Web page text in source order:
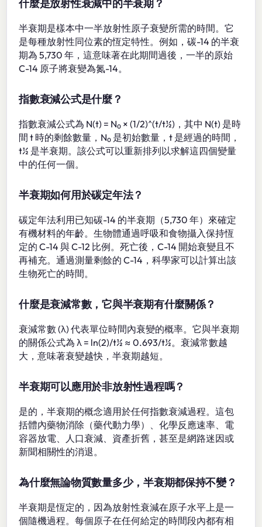
什麼是放射性衰減中的半衰期？
半衰期是樣本中一半放射性原子衰變所需的時間。它
是每種放射性同位素的恆定特性。例如，碳-14 的半衰
期為 5,730 年，這意味著在此期間過後，一半的原始
C-14 原子將衰變為氮-14。
指數衰減公式是什麼？
指數衰減公式為 N(t) = N₀ × (1/2)^(t/t½)，其中 N(t) 是時
間 t 時的剩餘數量，N₀ 是初始數量，t 是經過的時間，
t½ 是半衰期。該公式可以重新排列以求解這四個變量
中的任何一個。
半衰期如何用於碳定年法？
碳定年法利用已知碳-14 的半衰期（5,730 年）來確定
有機材料的年齡。生物體通過呼吸和食物攝入保持恆
定的 C-14 與 C-12 比例。死亡後，C-14 開始衰變且不
再補充。通過測量剩餘的 C-14，科學家可以計算出該
生物死亡的時間。
什麼是衰減常數，它與半衰期有什麼關係？
衰減常數 (λ) 代表單位時間內衰變的概率。它與半衰期
的關係公式為 λ = ln(2)/t½ ≈ 0.693/t½。衰減常數越
大，意味著衰變越快，半衰期越短。
半衰期可以應用於非放射性過程嗎？
是的，半衰期的概念適用於任何指數衰減過程。這包
括體內藥物消除（藥代動力學）、化學反應速率、電
容器放電、人口衰減、資產折舊，甚至是網路迷因或
新聞相關性的消退。
為什麼無論物質數量多少，半衰期都保持不變？
半衰期是恆定的，因為放射性衰減在原子水平上是一
個隨機過程。每個原子在任何給定的時間段內都有相